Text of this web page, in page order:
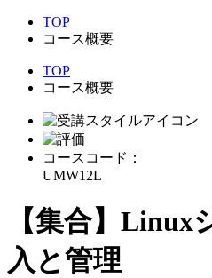
TOP
コース概要
TOP
コース概要
コースコード：
UMW12L
【集合】Linux
入と管理